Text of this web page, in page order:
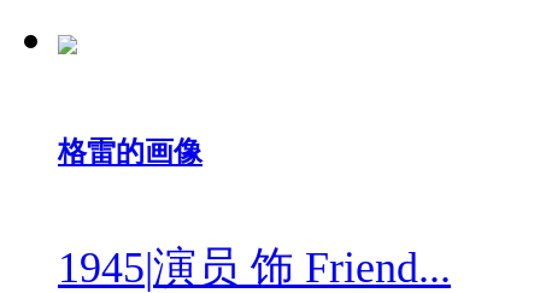
格雷的画像
1945|演员 饰 Friend...